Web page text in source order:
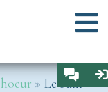
Le Pain